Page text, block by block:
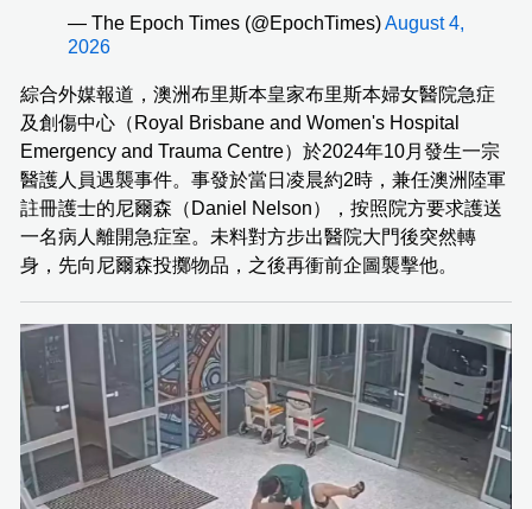
— The Epoch Times (@EpochTimes)August 4,
2026
綜合外媒報道，澳洲布里斯本皇家布里斯本婦女醫院急症
及創傷中心（Royal Brisbane and Women's Hospital
Emergency and Trauma Centre）於2024年10月發生一宗
醫護人員遇襲事件。事發於當日凌晨約2時，兼任澳洲陸軍
註冊護士的尼爾森（Daniel Nelson），按照院方要求護送
一名病人離開急症室。未料對方步出醫院大門後突然轉
身，先向尼爾森投擲物品，之後再衝前企圖襲擊他。